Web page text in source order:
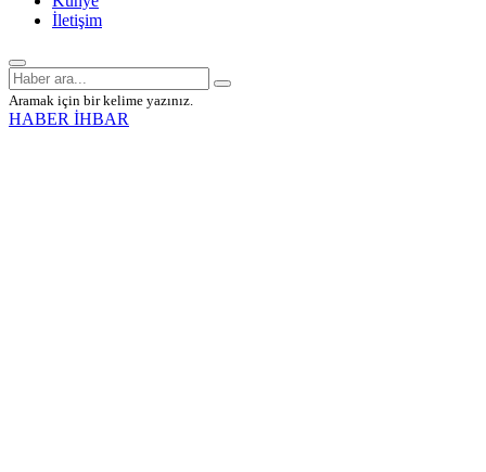
İletişim
Aramak için bir kelime yazınız.
HABER İHBAR